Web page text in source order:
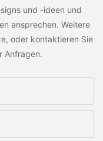
und -ideen und
ansprechen. Weitere
oder kontaktieren Sie
Anfragen.